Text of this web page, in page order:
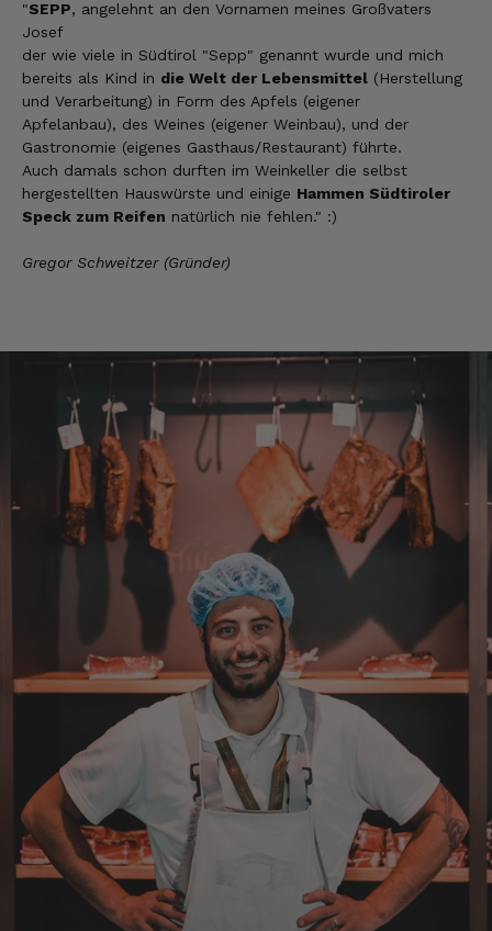
"SEPP, angelehnt an den Vornamen meines Großvaters
Josef
der wie viele in Südtirol "Sepp" genannt wurde und mich
bereits als Kind in die Welt der Lebensmittel (Herstellung
und Verarbeitung) in Form des Apfels (eigener
Apfelanbau), des Weines (eigener Weinbau), und der
Gastronomie (eigenes Gasthaus/Restaurant) führte.
Auch damals schon durften im Weinkeller die selbst
hergestellten Hauswürste und einige Hammen Südtiroler
Speck zum Reifen natürlich nie fehlen." :)
Gregor Schweitzer (Gründer)
9.8.2026
Anonym
Verifizierter Kunde
Super Qualität. Geschmacklich hervorragend.
9.8.2026
Roberto
Verifizierter Kunde
Geschmacklich hervorragend
9.8.2026
Verifizierter Kunde
War alles lecker, der Brettlspeck war aber
der Favorit, etwas Fett muss sein
8.8.2026
Verifizierter Kunde
Sehr gute Originalqualität
8.8.2026
Josef
Verifizierter Kunde